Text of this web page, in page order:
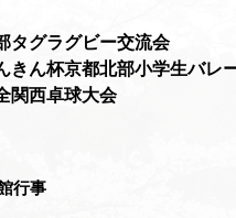
グラグビー交流会
ん杯京都北部小学生バ
関西卓球大会
行事